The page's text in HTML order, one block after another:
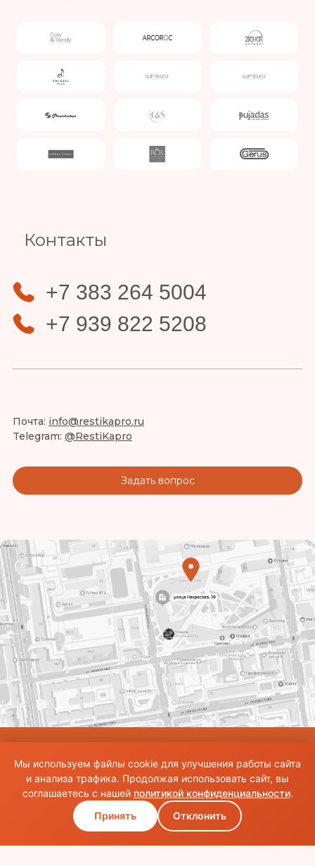
Контакты
+7 383 264 5004
+7 939 822 5208
Почта: info@restikapro.ru
Telegram: @RestiKapro
Задать вопрос
ссылки на источник. Все права на изображения и тексты принадлежат их
авторам.Общие правила и публичная оферта
Мы используем файлы cookie для улучшения работы сайта
и анализа трафика. Продолжая использовать сайт, вы
соглашаетесь с нашей политикой конфиденциальности.
Принять
Отклонить